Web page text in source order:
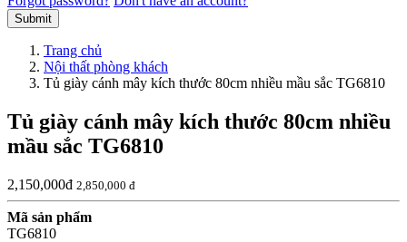
Submit
Trang chủ
Nội thất phòng khách
Tủ giày cánh mây kích thước 80cm nhiều mầu sắc TG6810
Tủ giày cánh mây kích thước 80cm nhiều
mầu sắc TG6810
2,150,000đ 2,850,000 đ
Mã sản phẩm
TG6810